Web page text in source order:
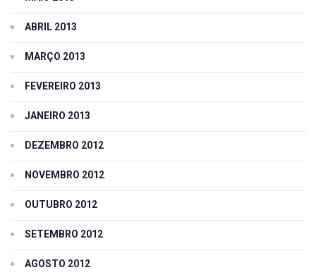
ABRIL 2013
MARÇO 2013
FEVEREIRO 2013
JANEIRO 2013
DEZEMBRO 2012
NOVEMBRO 2012
OUTUBRO 2012
SETEMBRO 2012
AGOSTO 2012